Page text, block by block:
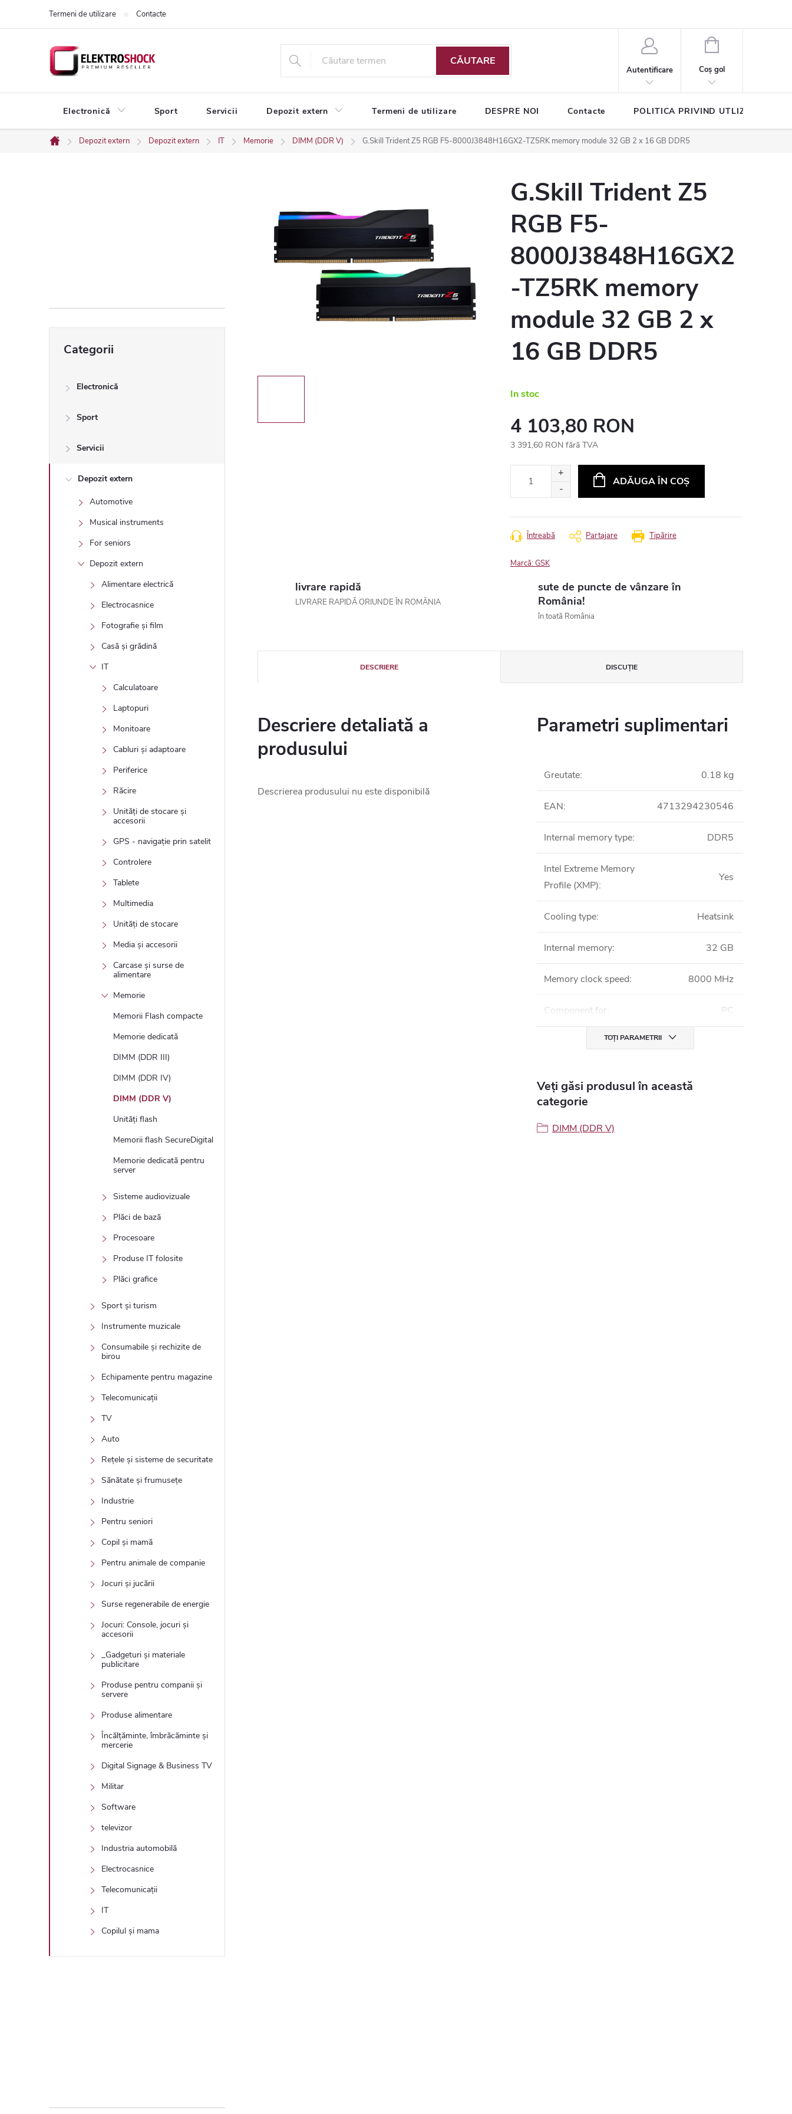
Termeni de utilizare Contacte
CĂUTARE
Autentificare
COŞ
CUMPĂRĂTURI
Coş gol
Electronică Sport Servicii Depozit extern Termeni de utilizare DESPRE NOI Contacte POLITICA PRIVIND UTLIZAREA
Acasă
Depozit extern Depozit extern IT Memorie DIMM (DDR V) G.Skill Trident Z5 RGB F5-8000J3848H16GX2-TZ5RK memory module 32 GB 2 x 16 GB DDR5
l
a
a
pesteCategorii
Electronică
Sport
Servicii
Depozit extern
Automotive
Musical instruments
For seniors
Depozit extern
Alimentare electrică
Electrocasnice
Fotografie și film
Casă și grădină
IT
Calculatoare
Laptopuri
Monitoare
Cabluri și adaptoare
Periferice
Răcire
Unități de stocare și
accesorii
GPS - navigație prin satelit
Controlere
Tablete
Multimedia
Unități de stocare
Media și accesorii
Carcase și surse de
alimentare
Memorie
Memorii Flash compacte
Memorie dedicată
DIMM (DDR III)
DIMM (DDR IV)
DIMM (DDR V)
Unități flash
Memorii flash SecureDigital
Memorie dedicată pentru
server
Sisteme audiovizuale
Plăci de bază
Procesoare
Produse IT folosite
Plăci grafice
Sport și turism
Instrumente muzicale
Consumabile și rechizite de
birou
Echipamente pentru magazine
Telecomunicații
TV
Auto
Rețele și sisteme de securitate
Sănătate și frumusețe
Industrie
Pentru seniori
Copil și mamă
Pentru animale de companie
Jocuri și jucării
Surse regenerabile de energie
Jocuri: Console, jocuri și
accesorii
_Gadgeturi și materiale
publicitare
Produse pentru companii și
servere
Produse alimentare
Încălțăminte, îmbrăcăminte și
mercerie
Digital Signage & Business TV
Militar
Software
televizor
Industria automobilă
Electrocasnice
Telecomunicații
IT
Copilul și mama
G.Skill Trident Z5
RGB F5-
8000J3848H16GX2
-TZ5RK memory
module 32 GB 2 x
16 GB DDR5
In stoc
4 103,80 RON
3 391,60 RON fără TVA
ADĂUGA ÎN COŞ
Tipărire
Întreabă Partajare
Marcă:GSK
livrare rapidă
LIVRARE RAPIDĂ ORIUNDE ÎN ROMÂNIA
sute de puncte de vânzare în
România!
în toată România
DESCRIERE DISCUŢIE
Descriere detaliată a
produsului
Descrierea produsului nu este disponibilă
Parametri suplimentari
Greutate: 0.18 kg
EAN: 4713294230546
Internal memory type: DDR5
Intel Extreme Memory
Profile (XMP):
Yes
Cooling type: Heatsink
Internal memory: 32 GB
Memory clock speed: 8000 MHz
Component for: PC
TOȚI PARAMETRII
Veți găsi produsul în această
categorie
DIMM (DDR V)